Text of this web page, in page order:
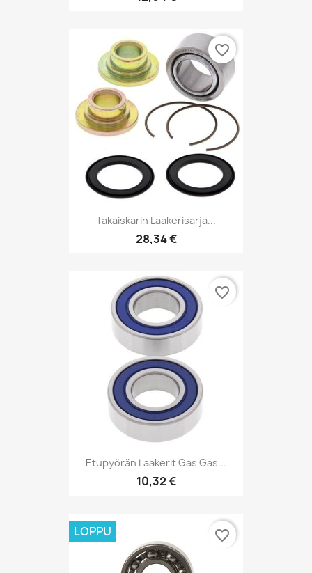
Takaiskarin Laakerisarja...
28,34 €
favorite_border
Etupyörän Laakerit Gas Gas...
10,32 €
favorite_border
LOPPU favorite_border